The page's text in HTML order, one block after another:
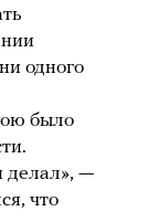
одного
было
делал», —
что